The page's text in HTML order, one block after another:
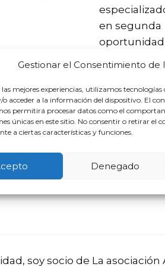
Gestionar el Consentimiento de
mejores experiencias, utilizamos tecnologías
acceder a la información del dispositivo. El
permitirá procesar datos como el
únicas en este sitio. No consentir o retirar el
a ciertas características y funciones.
Denegado
en segunda
oportunidad
soy socio de La asociación